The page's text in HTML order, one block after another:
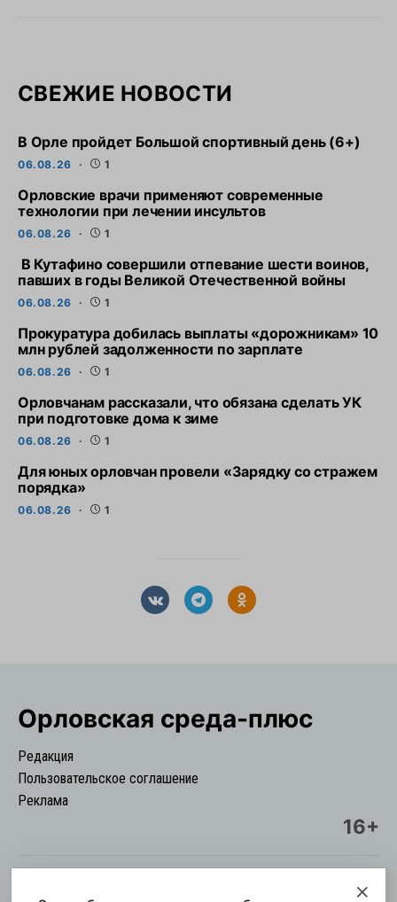
СВЕЖИЕ НОВОСТИ
В Орле пройдет Большой спортивный день (6+)
06.08.26 1
Орловские врачи применяют современные
технологии при лечении инсультов
06.08.26 1
В Кутафино совершили отпевание шести воинов,
павших в годы Великой Отечественной войны
06.08.26 1
Прокуратура добилась выплаты «дорожникам» 10
млн рублей задолженности по зарплате
06.08.26 1
Орловчанам рассказали, что обязана сделать УК
при подготовке дома к зиме
06.08.26 1
Для юных орловчан провели «Зарядку со стражем
порядка»
06.08.26 1
Орловская cреда-плюс
Редакция
Пользовательское соглашение
Реклама
16+